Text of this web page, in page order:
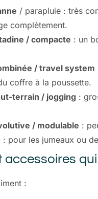
/ parapluie : très
complètement.
/ compacte : un
/ travel system
coffre à la poussette.
terrain / jogging :
/ modulable :
: pour les jumeaux ou
accessoires
: